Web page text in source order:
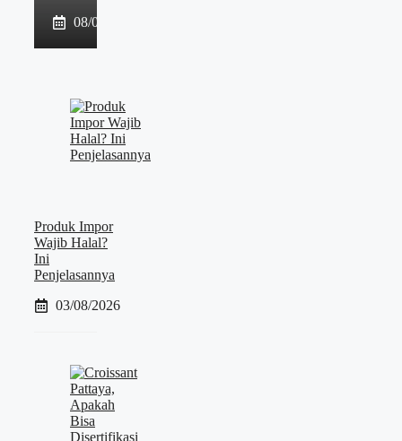
08/08/2026
Produk Impor
Wajib Halal?
Ini
Penjelasannya
03/08/2026